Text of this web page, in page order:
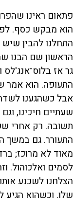
פתאום ראינו
הוא מבקש כסף.
התחלנו להבין שיש
הראשון שם הבנו
גר אז
התעופה. הוא אמר
אבל כשהגענו
שעתיים חיכינו,
תשובה. רק אחרי
התעורר. גם במשך
מאוד לא מרוכז;
לסמים ואלכוהול.
הצלחנו לשכנע
שלו. וכשהוא הגיע